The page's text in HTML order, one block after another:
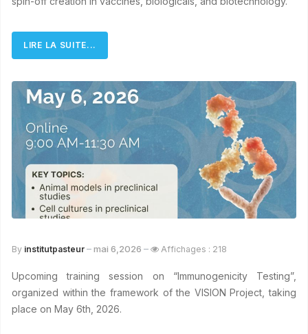
LIRE LA SUITE...
By institutpasteur mai 6,2026 Affichages : 218
Upcoming training session on “Immunogenicity Testing”,
organized within the framework of the VISION Project, taking
place on May 6th, 2026.